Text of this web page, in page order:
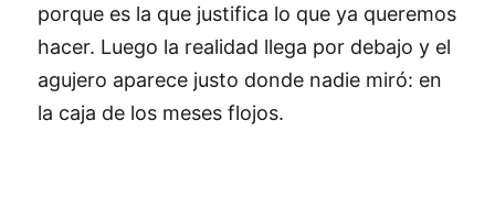
porque es la que justifica lo que ya queremos
hacer. Luego la realidad llega por debajo y el
agujero aparece justo donde nadie miró: en
la caja de los meses flojos.